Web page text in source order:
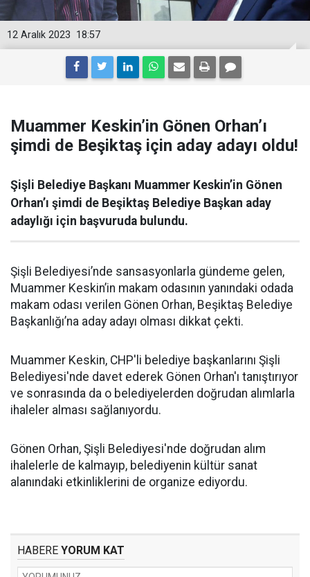
18:57
12 Aralık 2023
Muammer Keskin’in Gönen Orhan’ı
şimdi de Beşiktaş için aday adayı oldu!
Şişli Belediye Başkanı Muammer Keskin’in Gönen
Orhan’ı şimdi de Beşiktaş Belediye Başkan aday
adaylığı için başvuruda bulundu.
Şişli Belediyesi’nde sansasyonlarla gündeme gelen,
Muammer Keskin’in makam odasının yanındaki odada
makam odası verilen Gönen Orhan, Beşiktaş Belediye
Başkanlığı’na aday adayı olması dikkat çekti.
Muammer Keskin, CHP'li belediye başkanlarını Şişli
Belediyesi'nde davet ederek Gönen Orhan'ı tanıştırıyor
ve sonrasında da o belediyelerden doğrudan alımlarla
ihaleler alması sağlanıyordu.
Gönen Orhan, Şişli Belediyesi'nde doğrudan alım
ihalelerle de kalmayıp, belediyenin kültür sanat
alanındaki etkinliklerini de organize ediyordu.
HABERE YORUM KAT